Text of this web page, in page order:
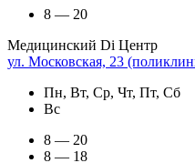
8 — 20
Медицинский Di Центр
ул. Московская, 23
Пн, Вт, Ср, Чт, Пт, Сб
Вс
8 — 20
8 — 18